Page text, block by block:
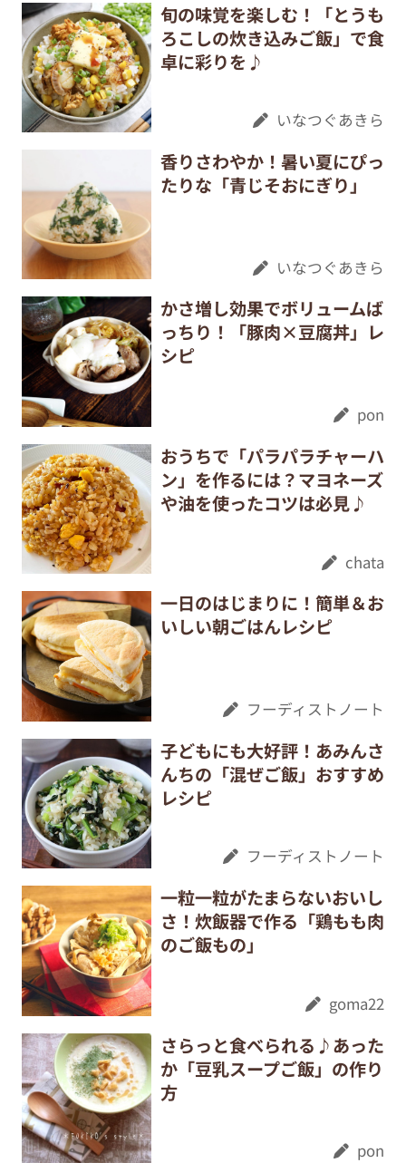
旬の味覚を楽しむ！「とうも
ろこしの炊き込みご飯」で食
卓に彩りを♪
いなつぐあきら
香りさわやか！暑い夏にぴっ
たりな「青じそおにぎり」
いなつぐあきら
かさ増し効果でボリュームば
っちり！「豚肉×豆腐丼」レ
シピ
pon
おうちで「パラパラチャーハ
ン」を作るには？マヨネーズ
や油を使ったコツは必見♪
chata
一日のはじまりに！簡単＆お
いしい朝ごはんレシピ
フーディストノート
子どもにも大好評！あみんさ
んちの「混ぜご飯」おすすめ
レシピ
フーディストノート
一粒一粒がたまらないおいし
さ！炊飯器で作る「鶏もも肉
のご飯もの」
goma22
さらっと食べられる♪あった
か「豆乳スープご飯」の作り
方
pon